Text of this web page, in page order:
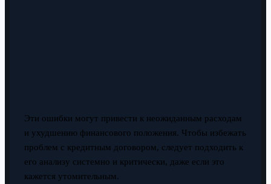
Эти ошибки могут привести к неожиданным расходам
и ухудшению финансового положения. Чтобы избежать
проблем с кредитным договором, следует подходить к
его анализу системно и критически, даже если это
кажется утомительным.